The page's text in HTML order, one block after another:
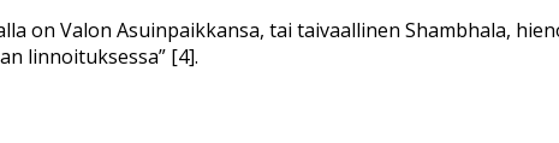
on Valon Asuinpaikkansa, tai taivaallinen Shambhala,
linnoituksessa” [4].